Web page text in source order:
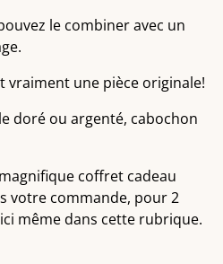
le combiner avec un
vraiment une pièce originale!
doré ou argenté, cabochon
coffret cadeau
votre commande, pour 2
même dans cette rubrique.